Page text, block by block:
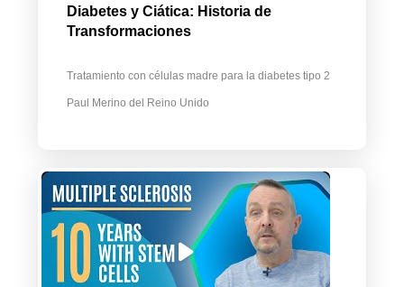
Diabetes y Ciática: Historia de
Transformaciones
Tratamiento con células madre para la diabetes tipo 2
Paul Merino del Reino Unido